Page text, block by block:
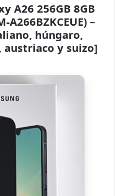
A26 256GB 8GB
A266BZKCEUE) –
húngaro,
y suizo]